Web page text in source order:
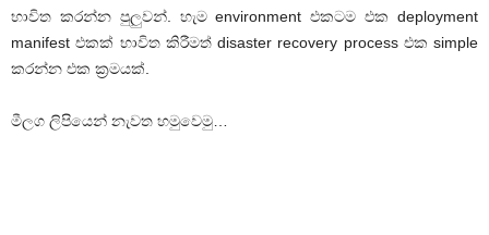
භාවිත කරන්න පුලුවන්. හැම environment එකටම එක deployment
manifest එකක් භාවිත කිරීමත් disaster recovery process එක simple
කරන්න එක ක්‍රමයක්.
මීලග ලිපියෙන් නැවත හමුවෙමු…